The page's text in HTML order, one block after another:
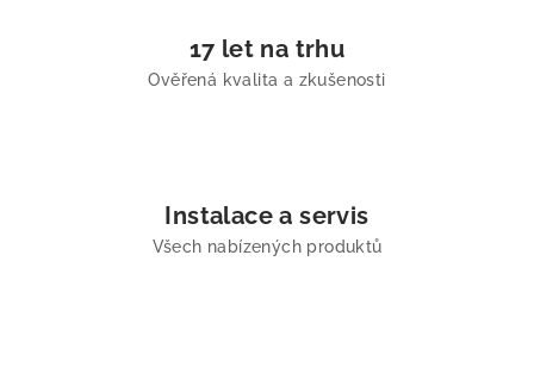
17 let na trhu
Ověřená kvalita a zkušenosti
Instalace a servis
Všech nabízených produktů